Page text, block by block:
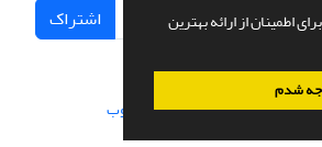
اطمینان از ارائه بهترین
شدم
اشتراک
علمی.طراحی و پیاده سازی از سیناوب